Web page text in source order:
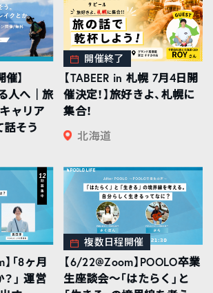
】
人へ｜旅
ャリア
話そう
開催終了
【TABEER in 札幌 7月4日開
催決定！】旅好きよ、札幌に
集合！
北海道
「8ヶ月
」 運営
複数日程開催
【6/22@Zoom】POOLO卒業
生座談会〜「はたらく」と